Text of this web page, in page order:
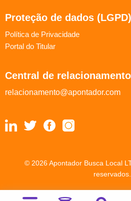
Proteção de dados (LGPD)
Política de Privacidade
Portal do Titular
Central de relacionamento
relacionamento@apontador.com
© 2026 Apontador Busca Local
reservados.